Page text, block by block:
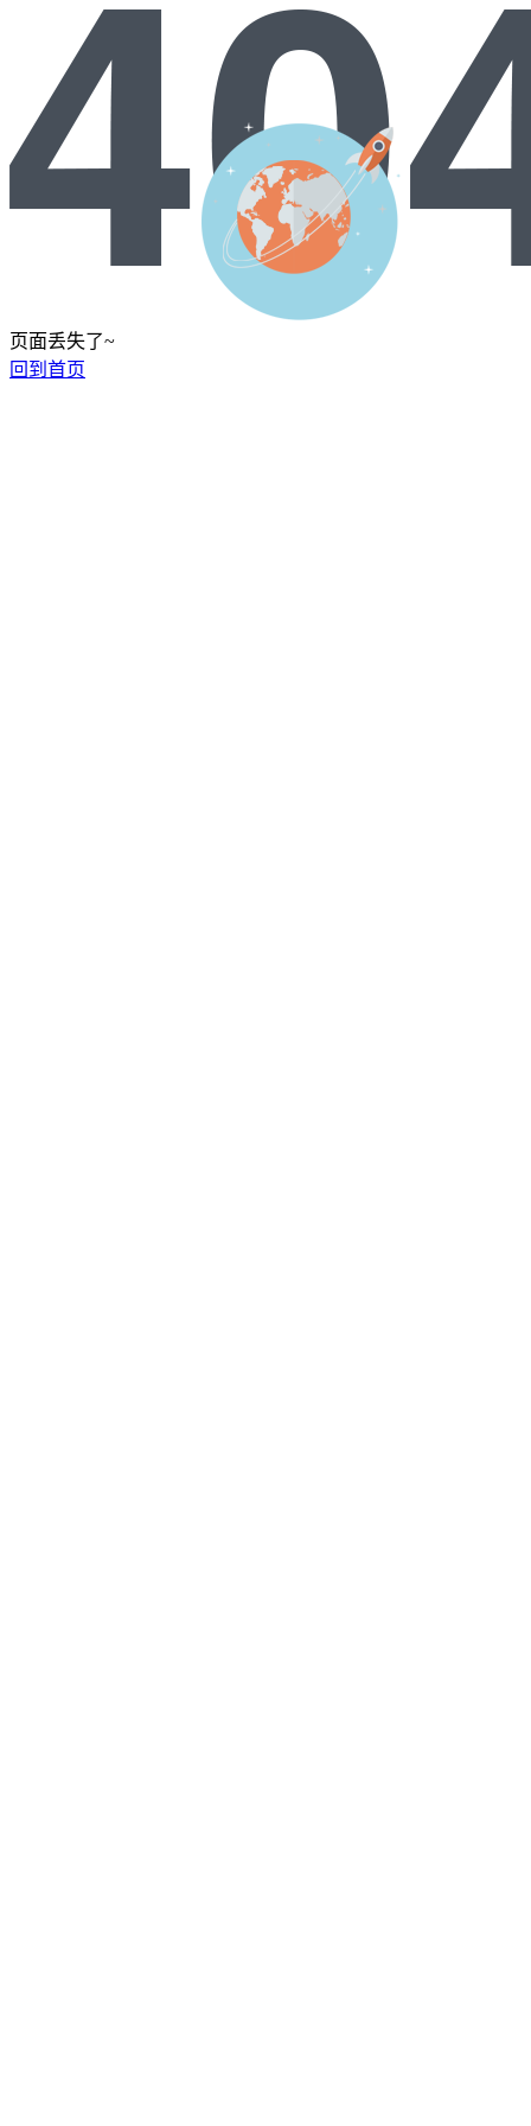
页面丢失了~
回到首页